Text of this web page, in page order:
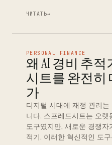
ЧИТАТЬ→
PERSONAL FINANCE
왜 AI 경비 추
시트를 완전히
가
디지털 시대에 재정 관리
니다. 스프레드시트는 오
도구였지만, 새로운 경쟁
적기. 이러한 혁신적인 도